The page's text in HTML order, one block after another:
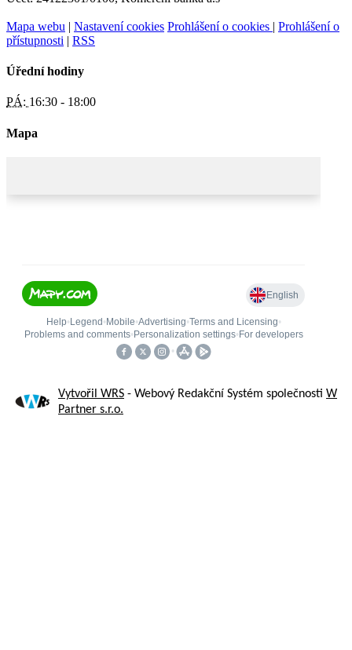
Mapa webu | Nastavení cookies Prohlášení o cookies | Prohlášení o
přístupnosti | RSS
Úřední hodiny
PÁ: 16:30 - 18:00
Mapa
Vytvořil WRS - Webový Redakční Systém společnosti W
Partner s.r.o.